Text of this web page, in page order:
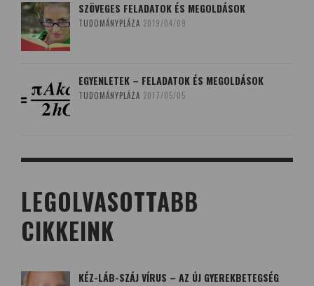
SZÖVEGES FELADATOK ÉS MEGOLDÁSOK
TUDOMÁNYPLÁZA 2019/04/09
EGYENLETEK – FELADATOK ÉS MEGOLDÁSOK
TUDOMÁNYPLÁZA 2017/05/05
LEGOLVASOTTABB
CIKKEINK
KÉZ-LÁB-SZÁJ VÍRUS – AZ ÚJ GYEREKBETEGSÉG